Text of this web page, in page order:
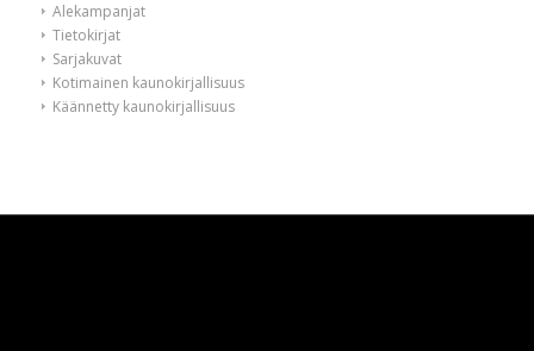
Alekampanjat
Tietokirjat
Sarjakuvat
Kotimainen kaunokirjallisuus
Käännetty kaunokirjallisuus